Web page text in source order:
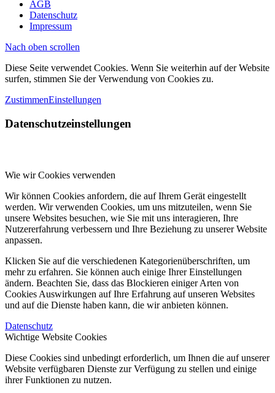
AGB
Datenschutz
Impressum
Nach oben scrollen
Diese Seite verwendet Cookies. Wenn Sie weiterhin auf der Website
surfen, stimmen Sie der Verwendung von Cookies zu.
ZustimmenEinstellungen
Datenschutzeinstellungen
Wie wir Cookies verwenden
Wir können Cookies anfordern, die auf Ihrem Gerät eingestellt
werden. Wir verwenden Cookies, um uns mitzuteilen, wenn Sie
unsere Websites besuchen, wie Sie mit uns interagieren, Ihre
Nutzererfahrung verbessern und Ihre Beziehung zu unserer Website
anpassen.
Klicken Sie auf die verschiedenen Kategorienüberschriften, um
mehr zu erfahren. Sie können auch einige Ihrer Einstellungen
ändern. Beachten Sie, dass das Blockieren einiger Arten von
Cookies Auswirkungen auf Ihre Erfahrung auf unseren Websites
und auf die Dienste haben kann, die wir anbieten können.
Datenschutz
Wichtige Website Cookies
Diese Cookies sind unbedingt erforderlich, um Ihnen die auf unserer
Website verfügbaren Dienste zur Verfügung zu stellen und einige
ihrer Funktionen zu nutzen.